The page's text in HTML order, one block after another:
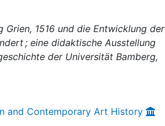
Grien, 1516 und die Entwicklung der
; eine didaktische Ausstellung
der Universität Bamberg,
and Contemporary Art History